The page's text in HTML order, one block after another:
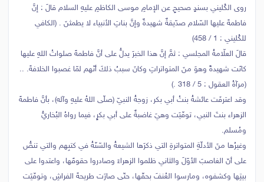
روى الكُليني بسندٍ صحيحٍ عن الإمامِ موسى الكاظمِ عليهِ السلام قالَ : إنَّ
فاطمةَ عليها السّلام صدّيقةٌ شهيدةٌ وإنَّ بناتِ الأنبياء لا يطمثنَ . (الكافي
للكُليني : 1 / 458)
قالَ العلّامةُ المجلسي : ثمَّ إنَّ هذا الخبرَ يدلُّ على أنَّ فاطمةَ صلواتُ اللهِ عليها
كانَت شهيدةً وهوَ منَ المتواتراتِ وكانَ سببُ ذلكَ أنّهم لمّا غصبوا الخلافةَ. ..
(مرآةُ العقول : 5 / 318 .)
وقد اعترفَت عائشةُ بنتُ أبي بكر، زوجةُ النبيّ (صلّى اللهُ عليهِ وآله)، بأنَّ فاطمةَ
الزهراء بنتَ النبي، توفّيَت وهيَ غاضبةٌ على أبي بكرٍ، فيما رواهُ البُخاريُّ
ومُسلم.
وغيرُها منَ الأدلّةِ المتواترةِ التي ذكرَها الشيعةُ والسّنّةُ في كتبِهم والتي تنصُّ
على أنّ الغاصبَ الأوّلَ والثاني ظلموا الزهراءَ وصادروا حقوقَها، واعتدوا على
بيتِها وكشفوه، ومارسوا العُنفَ بحقّها، حتّى صارَت طريحةَ الفراشِ، وتوفّيَت